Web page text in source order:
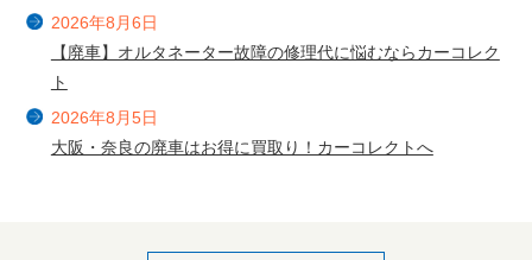
2026年8月6日
【廃車】オルタネーター故障の修理代に悩むならカーコレク
ト
2026年8月5日
大阪・奈良の廃車はお得に買取り！カーコレクトへ